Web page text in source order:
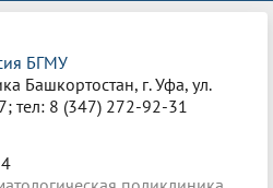
БГМУ
Башкортостан, г. Уфа, ул.
тел: 8 (347) 272-92-31